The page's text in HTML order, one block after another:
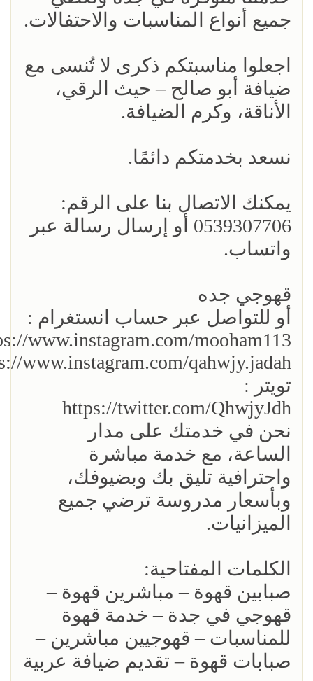
جميع أنواع المناسبات والاحتفالات.
اجعلوا مناسبتكم ذكرى لا تُنسى مع
ضيافة أبو صالح – حيث الرقي،
الأناقة، وكرم الضيافة.
نسعد بخدمتكم دائمًا.
يمكنك الاتصال بنا على الرقم:
0539307706 أو إرسال رسالة عبر
واتساب.
قهوجي جده
أو للتواصل عبر حساب انستغرام :
www.instagram.com/mooham113/
www.instagram.com/qahwjy.jadah
تويتر :
https://twitter.com/QhwjyJdh
نحن في خدمتك على مدار
الساعة، مع خدمة مباشرة
واحترافية تليق بك وبضيوفك،
وبأسعار مدروسة ترضي جميع
الميزانيات.
الكلمات المفتاحية:
صبابين قهوة – مباشرين قهوة –
قهوجي في جدة – خدمة قهوة
للمناسبات – قهوجيين مباشرين –
صبابات قهوة – تقديم ضيافة عربية